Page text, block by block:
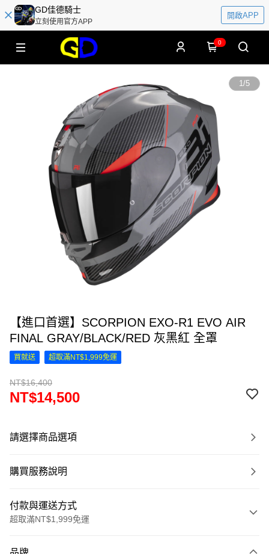
GD佳德騎士
立刻使用官方APP
開啟APP
0
1/5
【進口首選】SCORPION EXO-R1 EVO AIR
FINAL GRAY/BLACK/RED 灰黑紅 全罩
買就送 超取滿NT$1,999免運
NT$16,400
NT$14,500
請選擇商品選項
購買服務說明
付款與運送方式
超取滿NT$1,999免運